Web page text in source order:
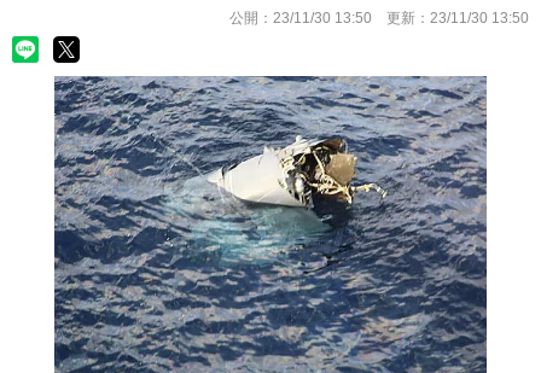
公開： 23/11/30 13:50 更新： 23/11/30 13:50